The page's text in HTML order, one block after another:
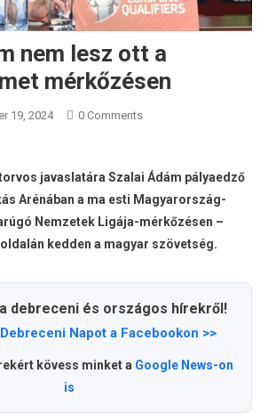
nem lesz ott a
mérkőzésen
19, 2024 0 Comments
javaslatára Szalai Ádám pályaedző
Arénában a ma esti Magyarország-
Nemzetek Ligája-mérkőzésen –
kedden a magyar szövetség.
debreceni és országos hírekről!
Napot a Facebookon >>
kövess minket a Google News-on
is